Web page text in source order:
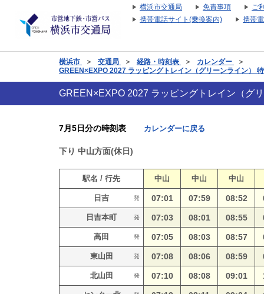
横浜市交通局 免責事項
ご
携帯電話サイト(乗換案内)
携帯
横浜市 ＞ 交通局 ＞ 経路・時刻表 ＞ カレンダー
＞
GREEN×EXPO 2027 ラッピングトレイン（グリーンライン）
GREEN×EXPO 2027 ラッピングトレイン（グ
7月5日分の時刻表 カレンダーに戻る
下り 中山方面(休日)
駅名 / 行先 中山 中山 中山
日吉 発 07:01 07:59 08:52
日吉本町 発 07:03 08:01 08:55
高田 発 07:05 08:03 08:57
東山田 発 07:08 08:06 08:59
北山田 発 07:10 08:08 09:01